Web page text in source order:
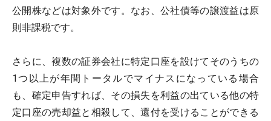
公開株などは対象外です。なお、公社債等の譲渡益は原
則非課税です。
さらに、複数の証券会社に特定口座を設けてそのうちの
1つ以上が年間トータルでマイナスになっている場合
も、確定申告すれば、その損失を利益の出ている他の特
定口座の売却益と相殺して、還付を受けることができる